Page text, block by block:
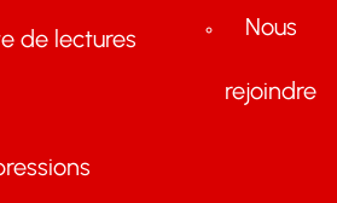
de lectures Nous
rejoindre